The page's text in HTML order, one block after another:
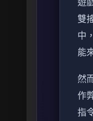
雙
中
能
然
作
指